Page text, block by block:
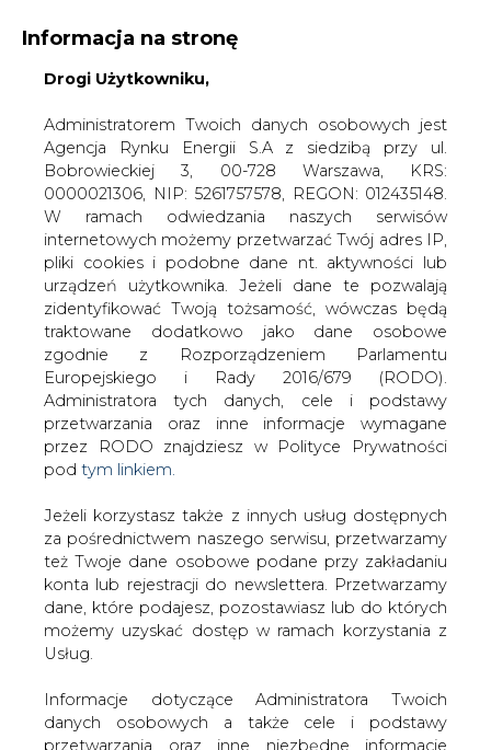
KONTAKT:
WYDAWCA PORTALU:
WYSOKI KONTRAST WIELKOŚĆ TEKSTU A A
ZALOGUJ SIĘ
WŁĄCZ CIRE.TV
Informacja na stronę
Drogi Użytkowniku,
Administratorem Twoich danych osobowych jest
Agencja Rynku Energii S.A z siedzibą przy ul.
Bobrowieckiej 3, 00-728 Warszawa, KRS:
0000021306, NIP: 5261757578, REGON: 012435148.
W ramach odwiedzania naszych serwisów
internetowych możemy przetwarzać Twój adres IP,
pliki cookies i podobne dane nt. aktywności lub
urządzeń użytkownika. Jeżeli dane te pozwalają
zidentyfikować Twoją tożsamość, wówczas będą
traktowane dodatkowo jako dane osobowe
zgodnie z Rozporządzeniem Parlamentu
Europejskiego i Rady 2016/679 (RODO).
Administratora tych danych, cele i podstawy
przetwarzania oraz inne informacje wymagane
przez RODO znajdziesz w Polityce Prywatności
pod tym linkiem.
Jeżeli korzystasz także z innych usług dostępnych
za pośrednictwem naszego serwisu, przetwarzamy
też Twoje dane osobowe podane przy zakładaniu
konta lub rejestracji do newslettera. Przetwarzamy
dane, które podajesz, pozostawiasz lub do których
możemy uzyskać dostęp w ramach korzystania z
Usług.
Informacje dotyczące Administratora Twoich
danych osobowych a także cele i podstawy
przetwarzania oraz inne niezbędne informacje
Strona główna
SERWIS INFORMACYJNY CIRE
Rybnik w dobrym świetle
2009-02-23 00:00
skomentuj
udostępnij: